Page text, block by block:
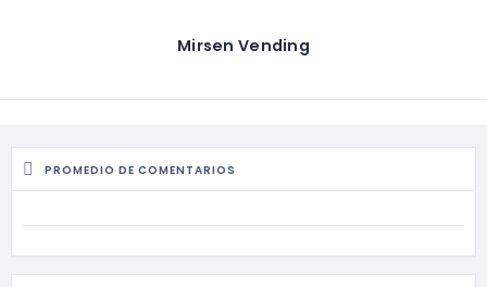
Mirsen Vending
PROMEDIO DE COMENTARIOS